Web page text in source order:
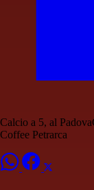
Calcio a 5, al
Coffee Petrarca